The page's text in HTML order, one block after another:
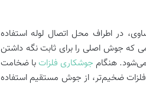
در اطراف محل اتصال لوله استفاده
جوش اصلی را برای ثابت نگه داشتن
هنگام جوشکاری فلزاتبا ضخامت
فلزات ضخیم‌تر، از جوش مستقیم استفاده